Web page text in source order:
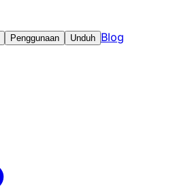
Penggunaan Unduh Blog